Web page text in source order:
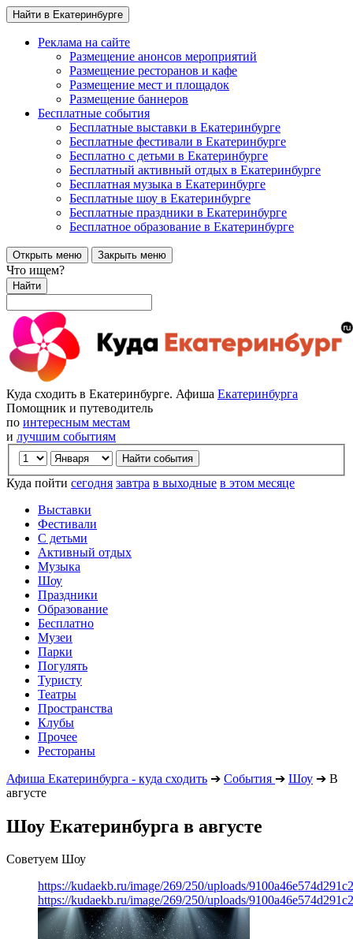
Найти в Екатеринбурге
Реклама на сайте
Размещение анонсов мероприятий
Размещение ресторанов и кафе
Размещение мест и площадок
Размещение баннеров
Бесплатные события
Бесплатные выставки в Екатеринбурге
Бесплатные фестивали в Екатеринбурге
Бесплатно с детьми в Екатеринбурге
Бесплатный активный отдых в Екатеринбурге
Бесплатная музыка в Екатеринбурге
Бесплатные шоу в Екатеринбурге
Бесплатные праздники в Екатеринбурге
Бесплатное образование в Екатеринбурге
Открыть меню Закрыть меню
Что ищем?
Найти
Куда сходить в Екатеринбурге. Афиша Екатеринбурга
Помощник и путеводитель
по интересным местам
и лучшим событиям
Куда пойти сегодня завтра в выходные в этом месяце
Выставки
Фестивали
С детьми
Активный отдых
Музыка
Шоу
Праздники
Образование
Бесплатно
Музеи
Парки
Погулять
Туристу
Театры
Пространства
Клубы
Прочее
Рестораны
Афиша Екатеринбурга - куда сходить ➔ События ➔ Шоу ➔ В
августе
Шоу Екатеринбурга в августе
Советуем Шоу
https://kudaekb.ru/image/269/250/uploads/
https://kudaekb.ru/image/269/250/uploads/